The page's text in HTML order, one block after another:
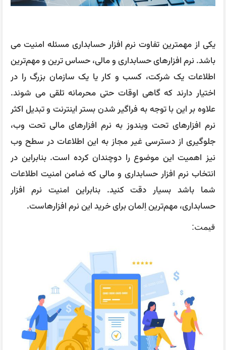
یکی از مهمترین تفاوت نرم افزار حسابداری مسئله امنیت می
باشد. نرم افزارهای حسابداری و مالی، حساس‌ ترین و مهم‌ترین
اطلاعات یک شرکت، کسب و کار یا یک سازمان بزرگ را در
اختیار دارند که گاهی اوقات حتی محرمانه تلقی می‌ شوند.
علاوه بر این با توجه به فراگیر شدن بستر اینترنت و تبدیل اکثر
نرم افزارهای تحت ویندوز به نرم افزارهای مالی تحت وب،
جلوگیری از دسترسی غیر مجاز به این اطلاعات در سطح وب
نیز اهمیت این موضوع را دوچندان کرده است. بنابراین در
انتخاب نرم افزار حسابداری و مالی که ضامن امنیت اطلاعات
شما باشد بسیار دقت کنید. بنابراين امنیت نرم افزار
حسابداری، مهم‌ترین اِلمان برای خرید این نرم افزارهاست.
قيمت: